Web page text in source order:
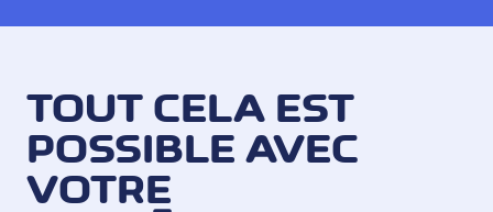
TOUT CELA EST
POSSIBLE AVEC
VOTRE